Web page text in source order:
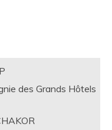
majeur d’un point de
esthétique,
ce qui est vertueux
et vis-à-vis de
à renforcer l’effet
hôtes
ainsi que les
des Grands Hôtels